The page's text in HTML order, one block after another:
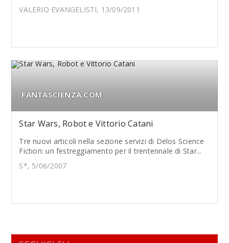
VALERIO EVANGELISTI, 13/09/2011
FANTASCIENZA.COM
Star Wars, Robot e Vittorio Catani
Tre nuovi articoli nella sezione servizi di Delos Science
Fiction: un festreggiamento per il trentennale di Star...
S*, 5/06/2007